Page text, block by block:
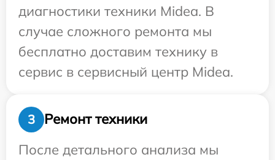
диагностики техники Midea. В
случае сложного ремонта мы
бесплатно доставим технику в
сервис в сервисный центр Midea.
3
Ремонт техники
После детального анализа мы